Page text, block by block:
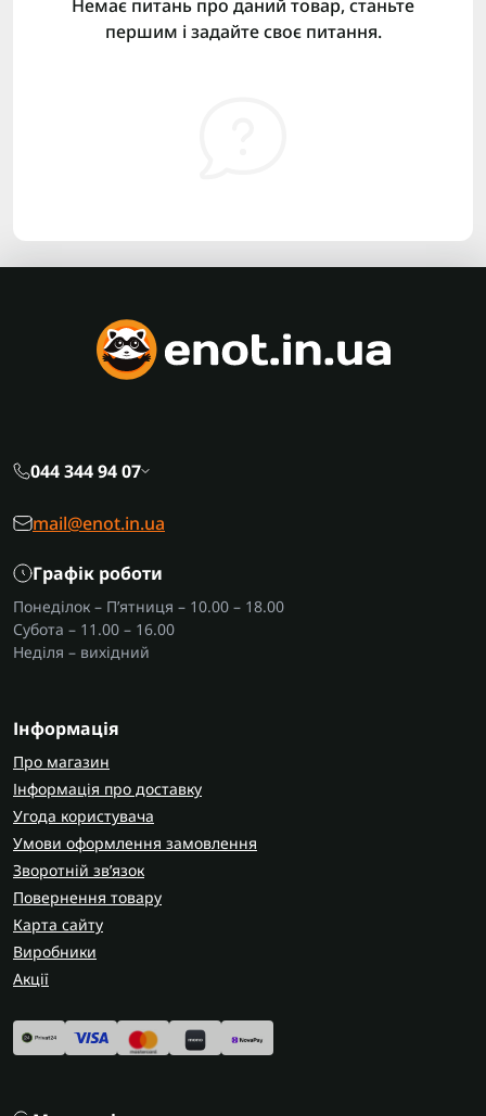
Немає питань про даний товар, станьте
першим і задайте своє питання.
044 344 94 07
mail@enot.in.ua
Графік роботи
Понеділок – П’ятниця – 10.00 – 18.00
Субота – 11.00 – 16.00
Неділя – вихідний
Інформація
Про магазин
Інформація про доставку
Угода користувача
Умови оформлення замовлення
Зворотній зв’язок
Повернення товару
Карта сайту
Виробники
Акції